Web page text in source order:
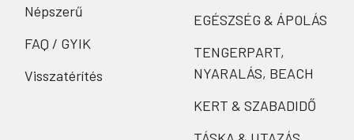
Népszerű
FAQ / GYIK
Visszatérítés
EGÉSZSÉG & ÁPOLÁS
TENGERPART,
NYARALÁS, BEACH
KERT & SZABADIDŐ